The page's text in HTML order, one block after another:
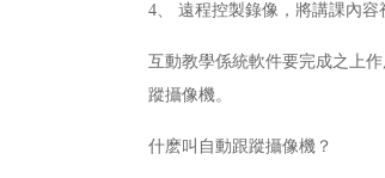
4、 遠程控製錄像，將講課內容
互動教學係統軟件要完成之上
蹤攝像機。
什麽叫自動跟蹤攝像機？